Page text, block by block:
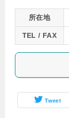
所在地
TEL / FAX
Tweet